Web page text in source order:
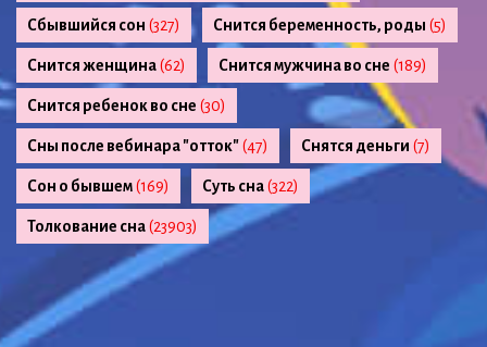
Сбывшийся сон (327) Снится беременность, роды (5)
Снится женщина(62) Снится мужчина во сне (189)
Снится ребенок во сне (30)
Сны после вебинара "отток"(47) Снятся деньги (7)
Сон о бывшем(169) Суть сна(322)
Толкование сна(23903)